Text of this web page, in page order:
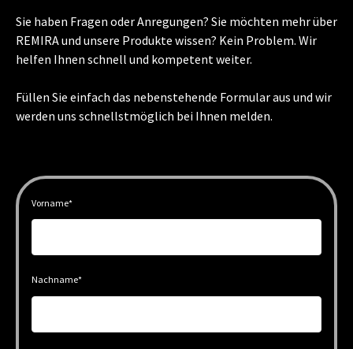
Sie haben Fragen oder Anregungen? Sie möchten mehr über
REMIRA und unsere Produkte wissen? Kein Problem. Wir
helfen Ihnen schnell und kompetent weiter.
Füllen Sie einfach das nebenstehende Formular aus und wir
werden uns schnellstmöglich bei Ihnen melden.
Vorname*
Nachname*